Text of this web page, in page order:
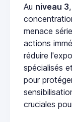
Au niveau 3
menace
actions
réduire
spécialisés
pour
cruciales